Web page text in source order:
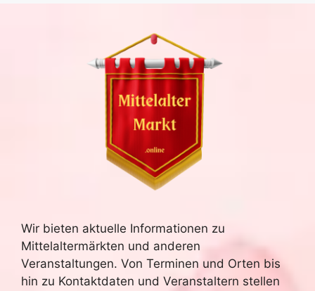
Wir bieten aktuelle Informationen zu
Mittelaltermärkten und anderen
Veranstaltungen. Von Terminen und Orten bis
hin zu Kontaktdaten und Veranstaltern stellen